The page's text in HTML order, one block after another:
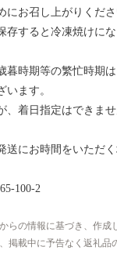
お召し上がりくださ
すると冷凍焼けに
暮時期等の繁忙時期
います。
、着日指定はできま
にお時間をいただ
100-2
らの情報に基づき、作成
掲載中に予告なく返礼品